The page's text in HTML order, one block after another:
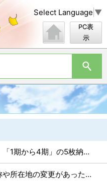
Select Language ▼
PC表
示
市県民税の納税通知書に「全期」「1期から4期」の5枚納付書が入っていました。どの納付書を使って納めればよいですか？
特別徴収を実施する事業所で名称や所在地の変更があった場合はどうすればいいですか。